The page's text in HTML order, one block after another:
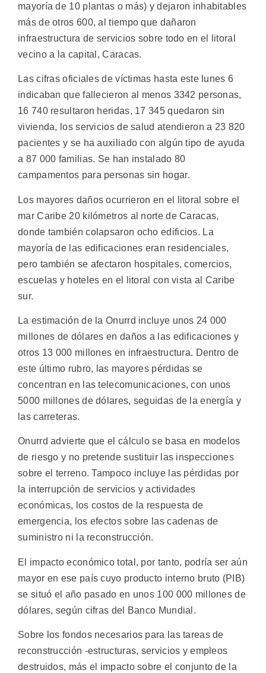
mayoría de 10 plantas o más) y dejaron inhabitables
más de otros 600, al tiempo que dañaron
infraestructura de servicios sobre todo en el litoral
vecino a la capital, Caracas.
Las cifras oficiales de víctimas hasta este lunes 6
indicaban que fallecieron al menos 3342 personas,
16 740 resultaron heridas, 17 345 quedaron sin
vivienda, los servicios de salud atendieron a 23 820
pacientes y se ha auxiliado con algún tipo de ayuda
a 87 000 familias. Se han instalado 80
campamentos para personas sin hogar.
Los mayores daños ocurrieron en el litoral sobre el
mar Caribe 20 kilómetros al norte de Caracas,
donde también colapsaron ocho edificios. La
mayoría de las edificaciones eran residenciales,
pero también se afectaron hospitales, comercios,
escuelas y hoteles en el litoral con vista al Caribe
sur.
La estimación de la Onurrd incluye unos 24 000
millones de dólares en daños a las edificaciones y
otros 13 000 millones en infraestructura. Dentro de
este último rubro, las mayores pérdidas se
concentran en las telecomunicaciones, con unos
5000 millones de dólares, seguidas de la energía y
las carreteras.
Onurrd advierte que el cálculo se basa en modelos
de riesgo y no pretende sustituir las inspecciones
sobre el terreno. Tampoco incluye las pérdidas por
la interrupción de servicios y actividades
económicas, los costos de la respuesta de
emergencia, los efectos sobre las cadenas de
suministro ni la reconstrucción.
El impacto económico total, por tanto, podría ser aún
mayor en ese país cuyo producto interno bruto (PIB)
se situó el año pasado en unos 100 000 millones de
dólares, según cifras del Banco Mundial.
Sobre los fondos necesarios para las tareas de
reconstrucción -estructuras, servicios y empleos
destruidos, más el impacto sobre el conjunto de la